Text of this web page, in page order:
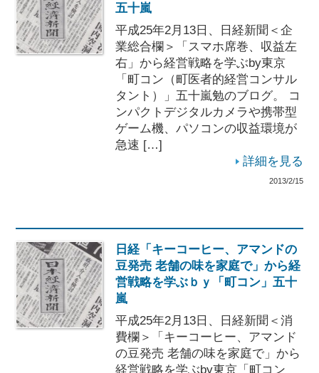
五十嵐
平成25年2月13日、日経新聞＜企
業総合欄＞「スマホ席巻、収益左
右」から経営戦略を学ぶby東京
「町コン（町医者的経営コンサル
タント）」五十嵐勉のブログ。 コ
ンパクトデジタルカメラや携帯型
ゲーム機、パソコンの収益環境が
急速 […]
詳細を見る
2013/2/15
日経「キーコーヒー、アマンドの
豆発売 老舗の味を家庭で」から経
営戦略を学ぶｂｙ「町コン」五十
嵐
平成25年2月13日、日経新聞＜消
費欄＞「キーコーヒー、アマンド
の豆発売 老舗の味を家庭で」から
経営戦略を学ぶby東京「町コン